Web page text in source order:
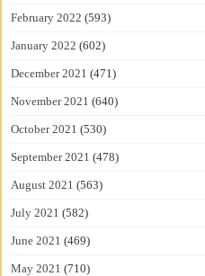
February 2022 (593)
January 2022 (602)
December 2021 (471)
November 2021 (640)
October 2021 (530)
September 2021 (478)
August 2021 (563)
July 2021 (582)
June 2021 (469)
May 2021 (710)